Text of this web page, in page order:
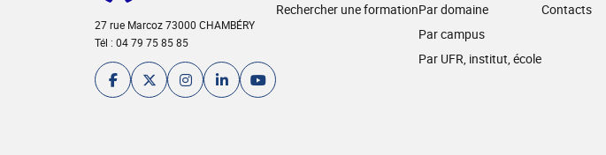
27 rue Marcoz 73000 CHAMBÉRY
Tél : 04 79 75 85 85
Rechercher une formationPar domaine
Par campus
Par UFR, institut, école
Contacts